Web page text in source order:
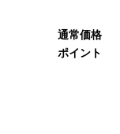
通常価格
ポイント